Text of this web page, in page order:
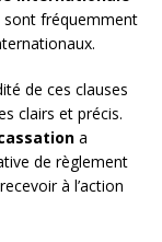
sont fréquemment
de ces clauses
clairs et précis.
a
de règlement
à l’action